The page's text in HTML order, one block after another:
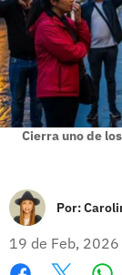
Cierra uno de
Por:
19 de Feb, 2026